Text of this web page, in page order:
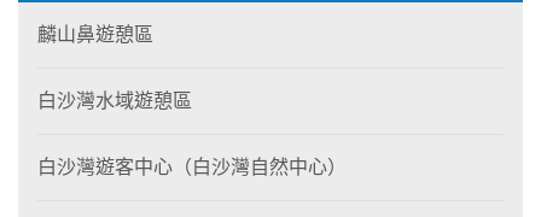
麟山鼻遊憩區
白沙灣水域遊憩區
白沙灣遊客中心（白沙灣自然中心）